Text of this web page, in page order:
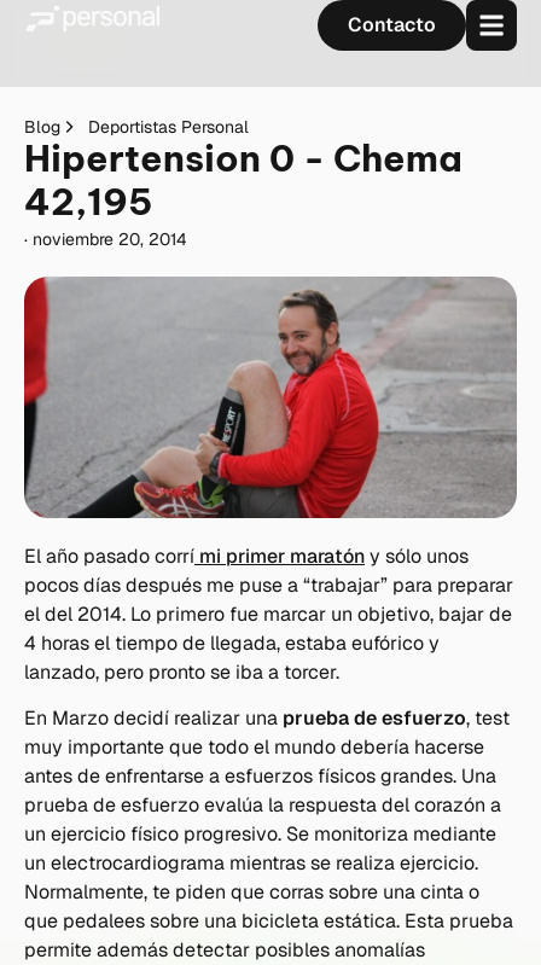
Contacto
Blog Deportistas Personal
Hipertension 0 - Chema
42,195
· noviembre 20, 2014
El año pasado corrí mi primer maratóny sólo unos
pocos días después me puse a “trabajar” para preparar
el del 2014. Lo primero fue marcar un objetivo, bajar de
4 horas el tiempo de llegada, estaba eufórico y
lanzado, pero pronto se iba a torcer.
En Marzo decidí realizar una prueba de esfuerzo, test
muy importante que todo el mundo debería hacerse
antes de enfrentarse a esfuerzos físicos grandes. Una
prueba de esfuerzo evalúa la respuesta del corazón a
un ejercicio físico progresivo. Se monitoriza mediante
un electrocardiograma mientras se realiza ejercicio.
Normalmente, te piden que corras sobre una cinta o
que pedalees sobre una bicicleta estática. Esta prueba
permite además detectar posibles anomalías